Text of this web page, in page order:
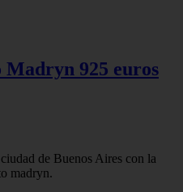
Madryn 925 euros
de Buenos Aires con la
madryn.